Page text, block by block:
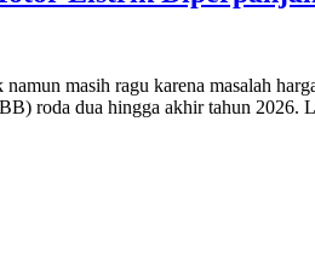
masih ragu karena masalah
roda dua hingga akhir tahun 2026.